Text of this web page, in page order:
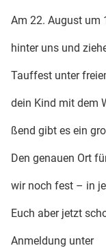
Am 22. August um
hinter uns und
Tauffest unter
dein Kind mit dem
ßend gibt es ein
Den genauen Ort
wir noch fest – in
Euch aber jetzt
Anmeldung unter